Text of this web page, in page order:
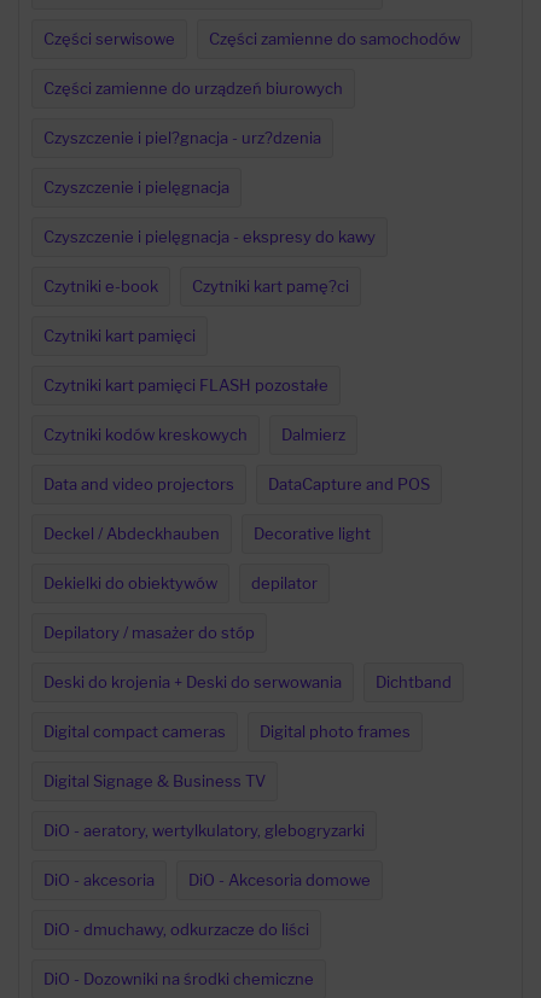
Części serwisowe Części zamienne do samochodów
Części zamienne do urządzeń biurowych
Czyszczenie i piel?gnacja - urz?dzenia
Czyszczenie i pielęgnacja
Czyszczenie i pielęgnacja - ekspresy do kawy
Czytniki e-book Czytniki kart pamę?ci
Czytniki kart pamięci
Czytniki kart pamięci FLASH pozostałe
Czytniki kodów kreskowych Dalmierz
Data and video projectors DataCapture and POS
Deckel / Abdeckhauben Decorative light
Dekielki do obiektywów depilator
Depilatory / masażer do stóp
Deski do krojenia + Deski do serwowania Dichtband
Digital compact cameras Digital photo frames
Digital Signage & Business TV
DiO - aeratory, wertylkulatory, glebogryzarki
DiO - akcesoria DiO - Akcesoria domowe
DiO - dmuchawy, odkurzacze do liści
DiO - Dozowniki na środki chemiczne